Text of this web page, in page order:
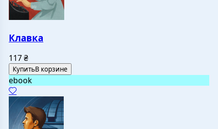
Клавка
117₴
КупитьВ корзине
ebook